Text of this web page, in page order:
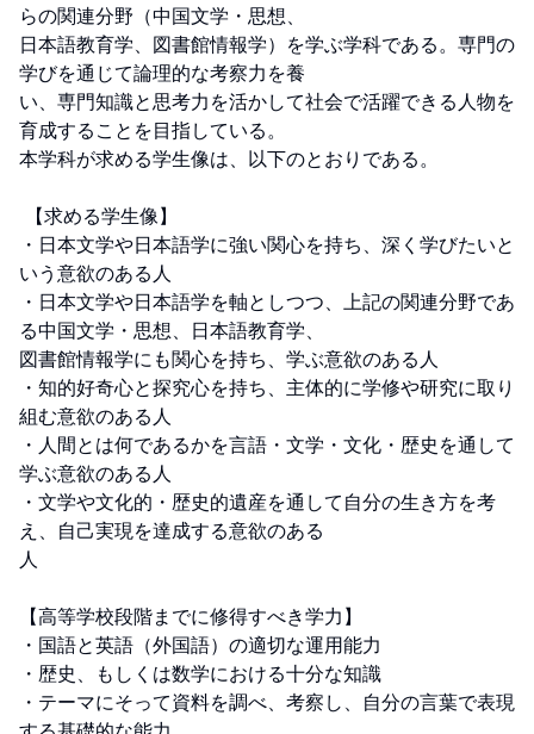
らの関連分野（中国文学・思想、
日本語教育学、図書館情報学）を学ぶ学科である。専門の
学びを通じて論理的な考察力を養
い、専門知識と思考力を活かして社会で活躍できる人物を
育成することを目指している。
本学科が求める学生像は、以下のとおりである。
・日本文学や日本語学に強い関心を持ち、深く学びたいと
いう意欲のある人
・日本文学や日本語学を軸としつつ、上記の関連分野であ
る中国文学・思想、日本語教育学、
図書館情報学にも関心を持ち、学ぶ意欲のある人
・知的好奇心と探究心を持ち、主体的に学修や研究に取り
組む意欲のある人
・人間とは何であるかを言語・文学・文化・歴史を通して
学ぶ意欲のある人
・文学や文化的・歴史的遺産を通して自分の生き方を考
え、自己実現を達成する意欲のある
人
【高等学校段階までに修得すべき学力】
・国語と英語（外国語）の適切な運用能力
・歴史、もしくは数学における十分な知識
・テーマにそって資料を調べ、考察し、自分の言葉で表現